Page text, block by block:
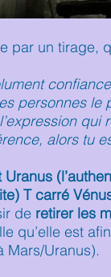
par un tirage,
personnes
alors tu
T carré
de retirer les
qu’elle est
Mars/Uranus).